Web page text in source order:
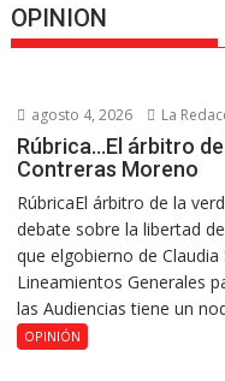
OPINION
agosto 4, 2026 La
Rúbrica…El árbitro
Contreras Moreno
RúbricaEl árbitro de la
debate sobre la libertad
que elgobierno de
Lineamientos Generales
las Audiencias tiene un
OPINIÓN